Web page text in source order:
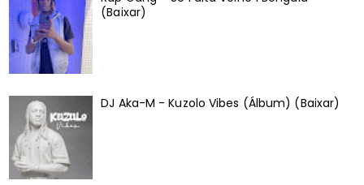
(Baixar)
DJ Aka-M - Kuzolo Vibes (Álbum) (Baixar)